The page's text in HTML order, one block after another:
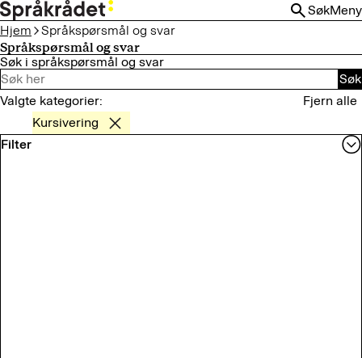
HOPP
TIL
HOVEDINNHOLD
SøkMeny
Hjem
Språkspørsmål og svar
Språkspørsmål og svar
Søk i språkspørsmål og svar
Søk
Valgte kategorier:
Fjern alle
Kursivering
Filter